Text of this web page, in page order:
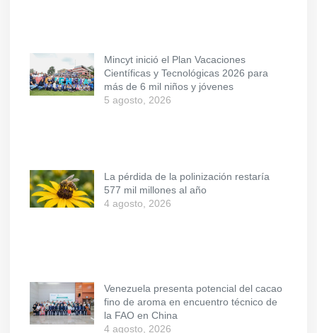
Mincyt inició el Plan Vacaciones
Científicas y Tecnológicas 2026 para
más de 6 mil niños y jóvenes
5 agosto, 2026
La pérdida de la polinización restaría
577 mil millones al año
4 agosto, 2026
Venezuela presenta potencial del cacao
fino de aroma en encuentro técnico de
la FAO en China
4 agosto, 2026